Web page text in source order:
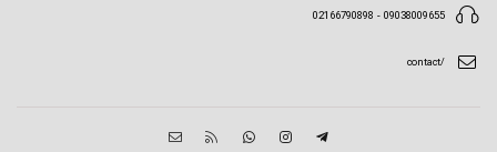
09038009655 - 02166790898
/contact